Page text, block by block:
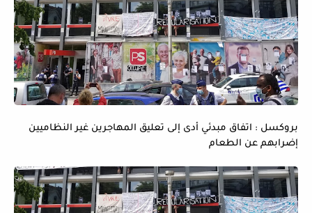
بروكسل : اتفاق مبدئي أدى إلى تعليق المهاجرين غير النظاميين
إضرابهم عن الطعام